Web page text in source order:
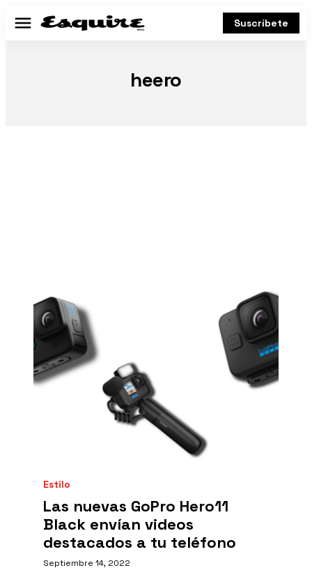
Menú Suscríbete
heero
Estilo
Las nuevas GoPro Hero11
Black envían videos
destacados a tu teléfono
Septiembre 14, 2022